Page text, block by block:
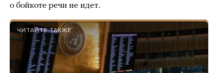
о бойкоте речи не идет.
ЧИТАЙТЕ ТАКЖЕ